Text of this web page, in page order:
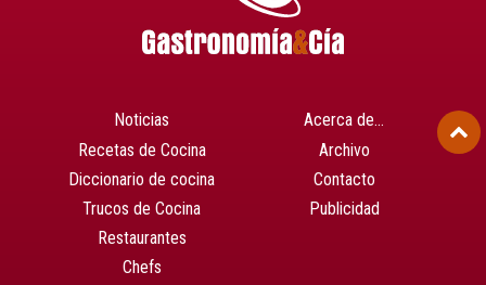
Noticias
Recetas de Cocina
Diccionario de cocina
Trucos de Cocina
Restaurantes
Chefs
Acerca de…
Archivo
Contacto
Publicidad